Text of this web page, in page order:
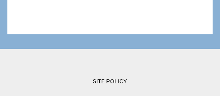
SITE POLICY